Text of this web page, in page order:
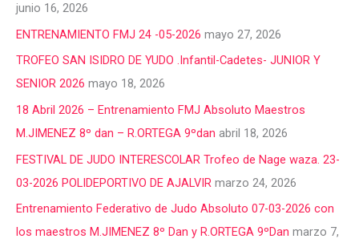
junio 16, 2026
ENTRENAMIENTO FMJ 24 -05-2026 mayo 27, 2026
TROFEO SAN ISIDRO DE YUDO .Infantil-Cadetes- JUNIOR Y
SENIOR 2026 mayo 18, 2026
18 Abril 2026 – Entrenamiento FMJ Absoluto Maestros
M.JIMENEZ 8º dan – R.ORTEGA 9ºdan abril 18, 2026
FESTIVAL DE JUDO INTERESCOLAR Trofeo de Nage waza. 23-
03-2026 POLIDEPORTIVO DE AJALVIR marzo 24, 2026
Entrenamiento Federativo de Judo Absoluto 07-03-2026 con
los maestros M.JIMENEZ 8º Dan y R.ORTEGA 9ºDan marzo 7,